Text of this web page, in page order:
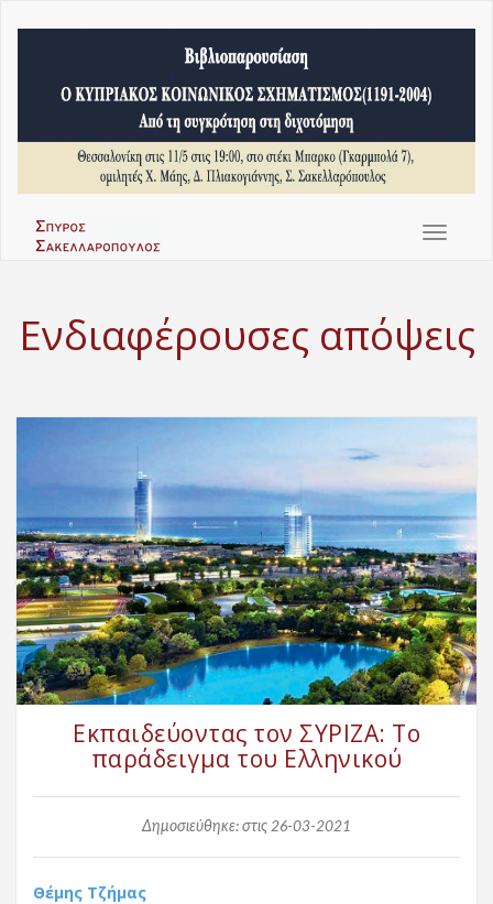
Toggle
Ενδιαφέρουσες απόψεις
Εκπαιδεύοντας τον ΣΥΡΙΖΑ: Το
παράδειγμα του Ελληνικού
Δημοσιεύθηκε: στις 26-03-2021
Θέμης Τζήμας